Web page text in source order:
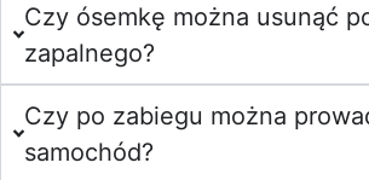
Czy ósemkę można usunąć
zapalnego?
Czy po zabiegu można
samochód?